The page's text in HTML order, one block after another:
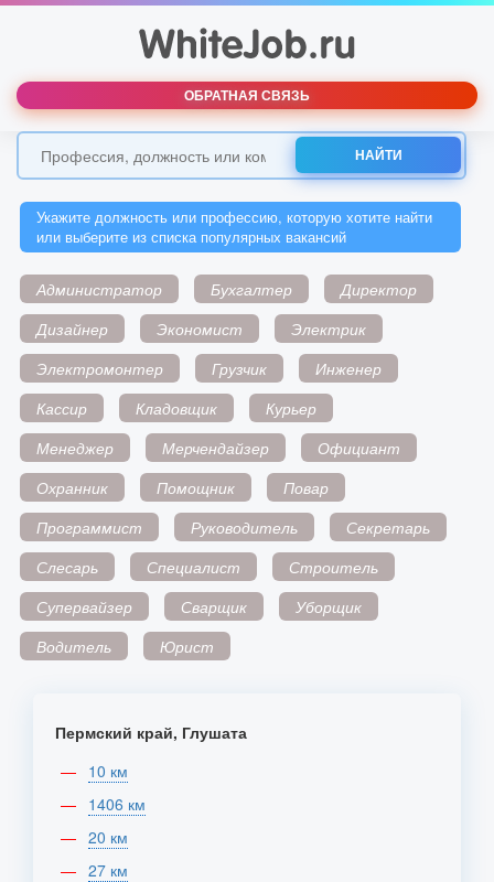
ОБРАТНАЯ СВЯЗЬ
НАЙТИ
Укажите должность или профессию, которую хотите найти
или выберите из списка популярных вакансий
Администратор Бухгалтер
Директор
Дизайнер
Экономист
Электрик
Электромонтер
Грузчик
Инженер
Кассир
Кладовщик
Курьер
Менеджер
Мерчендайзер
Официант
Охранник
Помощник
Повар
Программист
Руководитель
Секретарь
Слесарь
Специалист
Строитель
Супервайзер
Сварщик
Уборщик
Водитель
Юрист
Пермский край, Глушата
10 км
1406 км
20 км
27 км